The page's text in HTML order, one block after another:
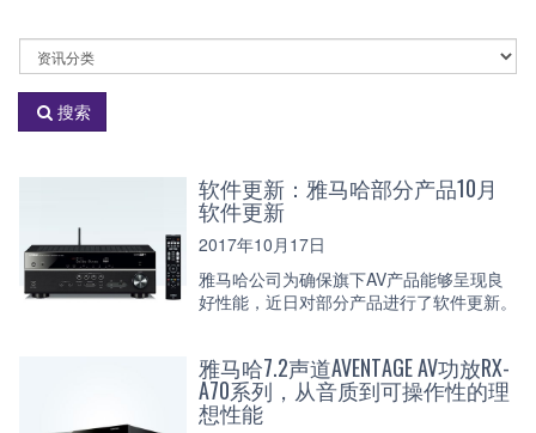
选
择
资
分
搜索
软件更新：雅马哈部分产品10月
软件更新
2017年10月17日
雅马哈公司为确保旗下AV产品能够呈现良
好性能，近日对部分产品进行了软件更新。
雅马哈7.2声道AVENTAGE AV功放RX-
A70系列，从音质到可操作性的理
想性能